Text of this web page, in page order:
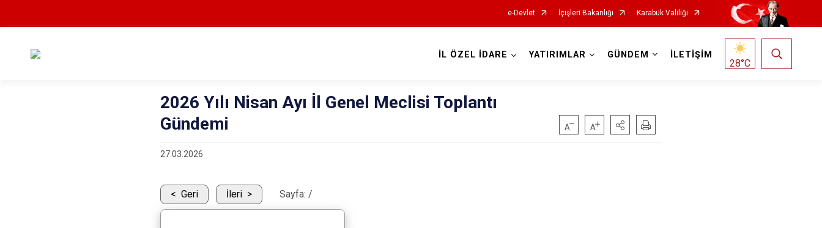
e-Devlet İçişleri Bakanlığı Karabük Valiliği
İL ÖZEL İDARE YATIRIMLAR GÜNDEM İLETİŞİM
28°C
2026 Yılı Nisan Ayı İl Genel Meclisi Toplantı
Gündemi
27.03.2026
Geri İleri Sayfa: /